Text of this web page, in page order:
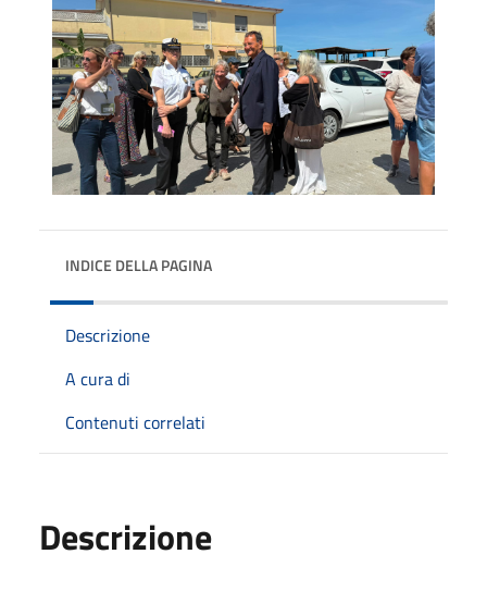
INDICE DELLA PAGINA
Descrizione
A cura di
Contenuti correlati
Descrizione